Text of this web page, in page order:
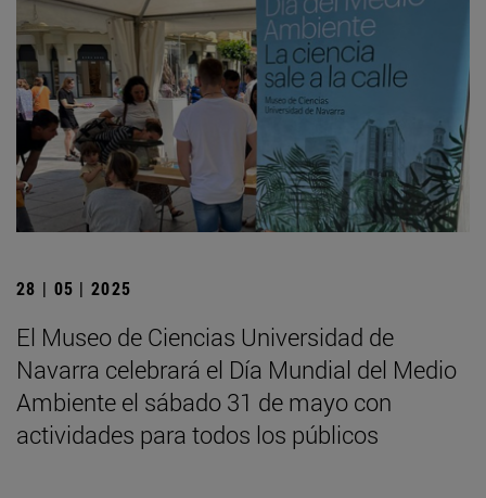
28 | 05 | 2025
El Museo de Ciencias Universidad de
Navarra celebrará el Día Mundial del Medio
Ambiente el sábado 31 de mayo con
actividades para todos los públicos